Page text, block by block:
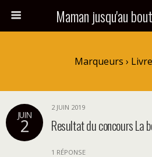
Maman jusqu'au
Marqueurs ›
JUIN
2
2 JUIN 2019
Resultat du concours La
1 RÉPONSE